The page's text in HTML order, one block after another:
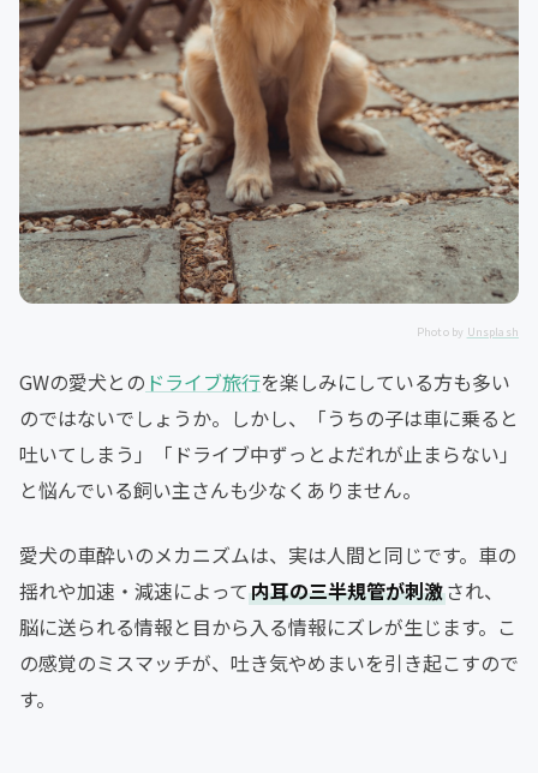
Photo by Unsplash
GWの愛犬との ドライブ旅行を楽しみにしている方も多い
のではないでしょうか。しかし、「うちの子は車に乗ると
吐いてしまう」「ドライブ中ずっとよだれが止まらない」
と悩んでいる飼い主さんも少なくありません。
愛犬の車酔いのメカニズムは、実は人間と同じです。車の
揺れや加速・減速によって内耳の三半規管が刺激され、
脳に送られる情報と目から入る情報にズレが生じます。こ
の感覚のミスマッチが、吐き気やめまいを引き起こすので
す。